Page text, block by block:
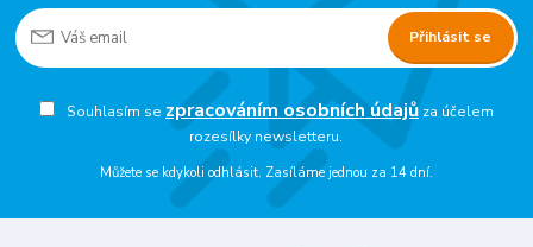
Přihlásit se
Souhlasím se zpracováním osobních údajůza účelem
rozesílky newsletteru.
Můžete se kdykoli odhlásit. Zasíláme jednou za 14 dní.